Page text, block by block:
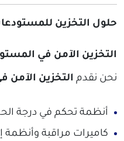
حلول التخزين
التخزين الآمن في
نحن نقدم التخزين الآمن
أنظمة تحكم في درجة
كاميرات مراقبة وأنظمة